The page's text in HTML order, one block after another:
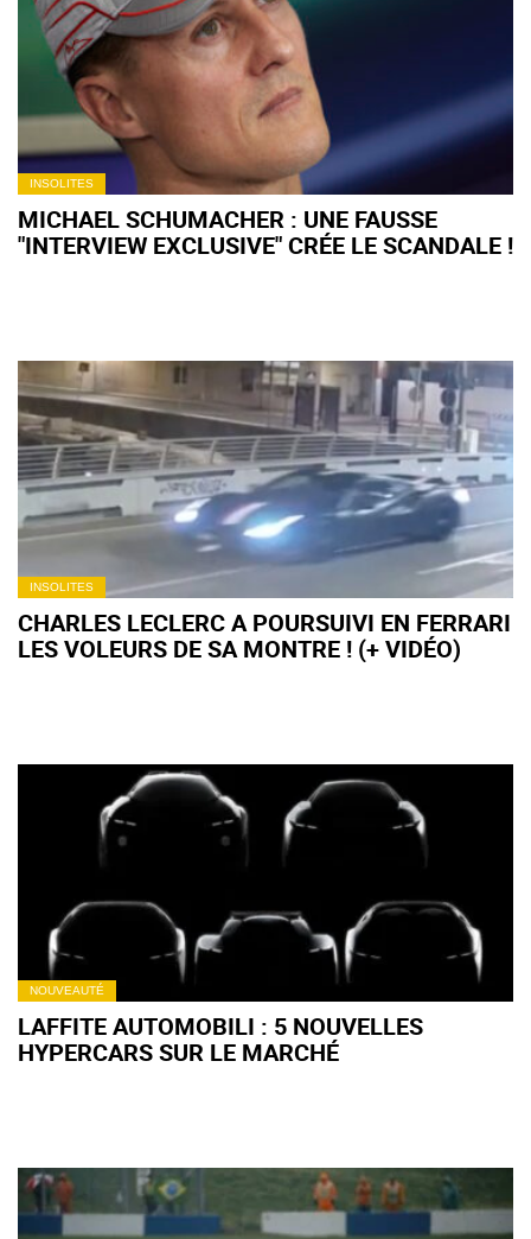
INSOLITES
MICHAEL SCHUMACHER : UNE FAUSSE
"INTERVIEW EXCLUSIVE" CRÉE LE SCANDALE !
INSOLITES
CHARLES LECLERC A POURSUIVI EN FERRARI
LES VOLEURS DE SA MONTRE ! (+ VIDÉO)
NOUVEAUTÉ
LAFFITE AUTOMOBILI : 5 NOUVELLES
HYPERCARS SUR LE MARCHÉ